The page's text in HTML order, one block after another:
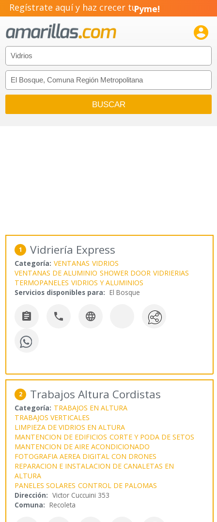
Regístrate aquí y haz crecer tuPyme!
Emprendimiento!

1 Vidriería Express
Categoría: VENTANAS VIDRIOS
VENTANAS DE ALUMINIO SHOWER DOOR VIDRIERIAS
TERMOPANELES VIDRIOS Y ALUMINIOS
Servicios disponibles para: El Bosque
  
2 Trabajos Altura Cordistas
Categoría: TRABAJOS EN ALTURA
TRABAJOS VERTICALES
LIMPIEZA DE VIDRIOS EN ALTURA
MANTENCION DE EDIFICIOS CORTE Y PODA DE SETOS
MANTENCION DE AIRE ACONDICIONADO
FOTOGRAFIA AEREA DIGITAL CON DRONES
REPARACION E INSTALACION DE CANALETAS EN
ALTURA
PANELES SOLARES CONTROL DE PALOMAS
Dirección: Victor Cuccuini 353
Comuna: Recoleta